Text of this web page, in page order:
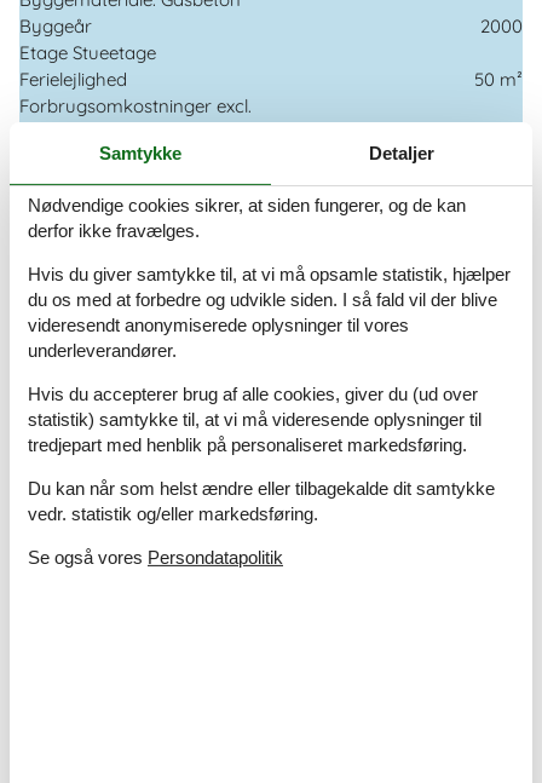
Byggeår
2000
Etage Stueetage
Ferielejlighed
50 m²
Forbrugsomkostninger excl.
Kæledyr Nej
Registrering, Licens
Renoveret
1 TV
I nærheden
Afstand lufthavn GRS
40 km
Afstand til indkøb
100 m
Nærmeste beboelse
Nærmeste restaurant
100 m
Koncepter
Samtykke Detaljer
Nødvendige cookies sikrer, at siden fungerer, og de kan
derfor ikke fravælges.
Hvis du giver samtykke til, at vi må opsamle statistik, hjælper
du os med at forbedre og udvikle siden. I så fald vil der blive
videresendt anonymiserede oplysninger til vores
underleverandører.
Hvis du accepterer brug af alle cookies, giver du (ud over
statistik) samtykke til, at vi må videresende oplysninger til
tredjepart med henblik på personaliseret markedsføring.
Du kan når som helst ændre eller tilbagekalde dit samtykke
vedr. statistik og/eller markedsføring.
Se også vores Persondatapolitik